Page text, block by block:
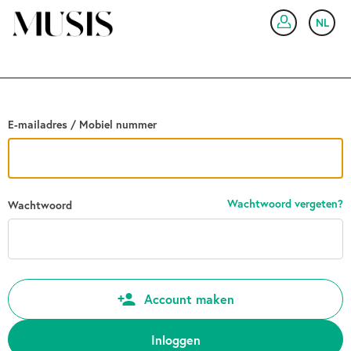
NL
E-mailadres / Mobiel nummer
Wachtwoord Wachtwoord vergeten?
Account maken
Inloggen